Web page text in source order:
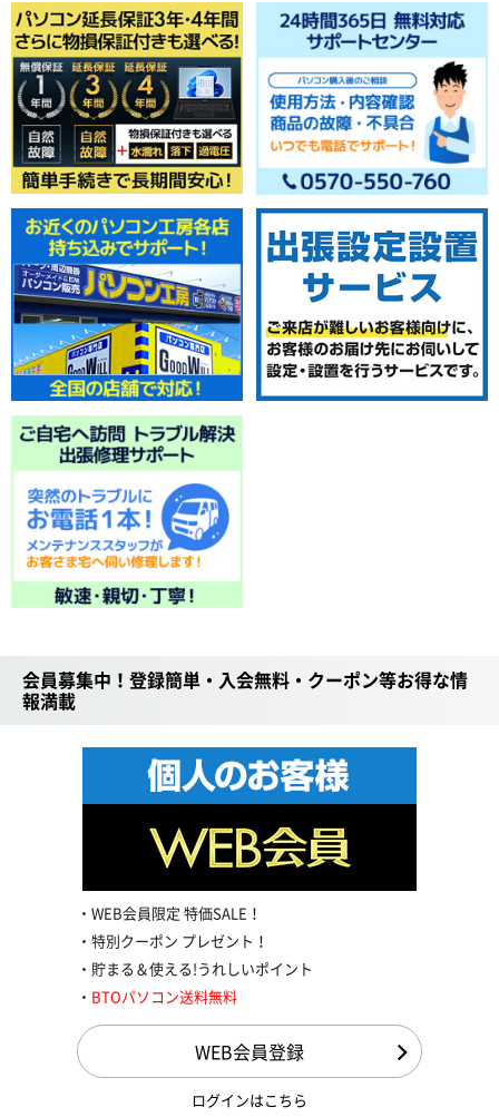
会員募集中！登録簡単・入会無料・クーポン等お得な情
報満載
WEB会員限定 特価SALE！
特別クーポン プレゼント！
貯まる＆使える!うれしいポイント
BTOパソコン送料無料
WEB会員登録
ログインはこちら